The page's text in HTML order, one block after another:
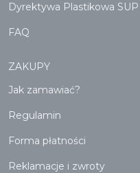
Dyrektywa Plastikowa SUP
FAQ
ZAKUPY
Jak zamawiać?
Regulamin
Forma płatności
Reklamacje i zwroty